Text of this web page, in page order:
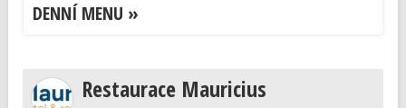
DENNÍ MENU »
Restaurace Mauricius